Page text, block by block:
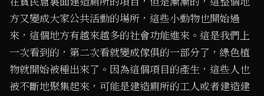
方又變成大家公共活動的場所，這些小動物也開始過
來，這個地方有越來越多的社會功能進來。這是我們上
一次看到的，第二次看就變成傢俱的一部分了，綠色植
物就開始被種出來了。因為這個項目的產生，這些人也
被不斷地聚集起來，可能是建造廁所的工人或者建造建